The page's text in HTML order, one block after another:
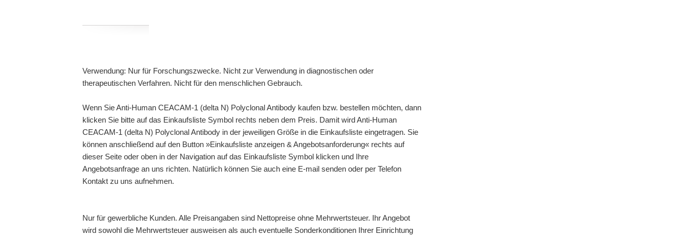
Verwendung: Nur für Forschungszwecke. Nicht zur Verwendung in diagnostischen oder
therapeutischen Verfahren. Nicht für den menschlichen Gebrauch.
Wenn Sie Anti-Human CEACAM-1 (delta N) Polyclonal Antibody kaufen bzw. bestellen möchten, dann
klicken Sie bitte auf das Einkaufsliste Symbol rechts neben dem Preis. Damit wird Anti-Human
CEACAM-1 (delta N) Polyclonal Antibody in der jeweiligen Größe in die Einkaufsliste eingetragen. Sie
können anschließend auf den Button »Einkaufsliste anzeigen & Angebotsanforderung« rechts auf
dieser Seite oder oben in der Navigation auf das Einkaufsliste Symbol klicken und Ihre
Angebotsanfrage an uns richten. Natürlich können Sie auch eine E-mail senden oder per Telefon
Kontakt zu uns aufnehmen.
Nur für gewerbliche Kunden. Alle Preisangaben sind Nettopreise ohne Mehrwertsteuer. Ihr Angebot
wird sowohl die Mehrwertsteuer ausweisen als auch eventuelle Sonderkonditionen Ihrer Einrichtung